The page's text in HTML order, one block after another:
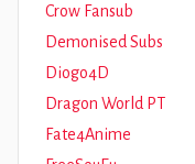
Crow Fansub
Demonised Subs
Diogo4D
Dragon World PT
Fate4Anime